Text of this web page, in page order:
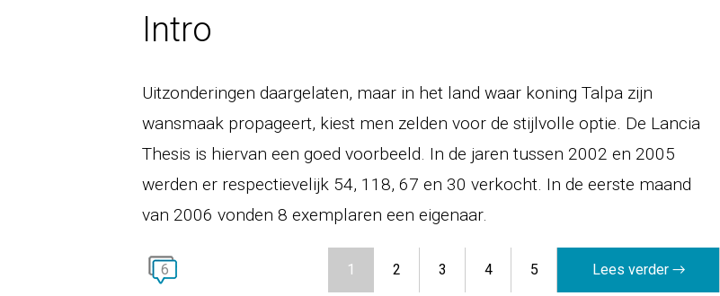
Intro
Uitzonderingen daargelaten, maar in het land waar koning Talpa zijn
wansmaak propageert, kiest men zelden voor de stijlvolle optie. De Lancia
Thesis is hiervan een goed voorbeeld. In de jaren tussen 2002 en 2005
werden er respectievelijk 54, 118, 67 en 30 verkocht. In de eerste maand
van 2006 vonden 8 exemplaren een eigenaar.
6 1 2 3 4 5 Lees verder →